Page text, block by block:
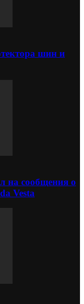
шин и
на сообщения о
Vesta